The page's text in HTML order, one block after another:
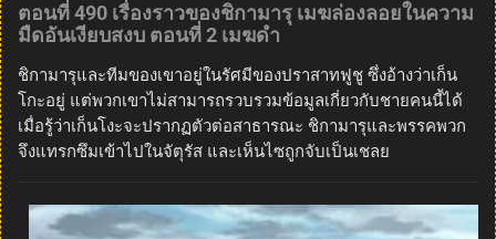
ตอนที่ 490 เรื่องราวของชิกามารุ เมฆล่องลอยในความ
มืดอันเงียบสงบ ตอนที่ 2 เมฆดำ
ชิกามารุและทีมของเขาอยู่ในรัศมีของปราสาทฟูชู ซึ่งอ้างว่าเก็น
โกะอยู่ แต่พวกเขาไม่สามารถรวบรวมข้อมูลเกี่ยวกับชายคนนี้ได้
เมื่อรู้ว่าเก็นโงะจะปรากฏตัวต่อสาธารณะ ชิกามารุและพรรคพวก
จึงแทรกซึมเข้าไปในจัตุรัส และเห็นไซถูกจับเป็นเชลย